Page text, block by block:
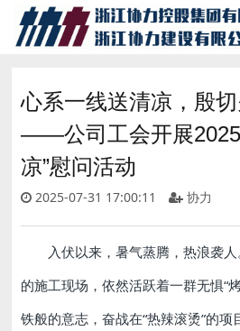
心系一线送清凉，殷
——公司工会开展2025
凉”慰问活动
2025-07-31 17:00:11 协力
入伏以来，暑气蒸腾，热浪袭
的施工现场，依然活跃着一群无惧“
铁般的意志，奋战在“热辣滚烫”的